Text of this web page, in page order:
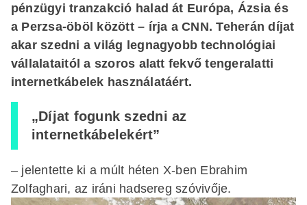
pénzügyi tranzakció halad át Európa, Ázsia és
a Perzsa-öböl között – írja a CNN. Teherán díjat
akar szedni a világ legnagyobb technológiai
vállalataitól a szoros alatt fekvő tengeralatti
internetkábelek használatáért.
„Díjat fogunk szedni az
internetkábelekért”
– jelentette ki a múlt héten X-ben Ebrahim
Zolfaghari, az iráni hadsereg szóvivője.